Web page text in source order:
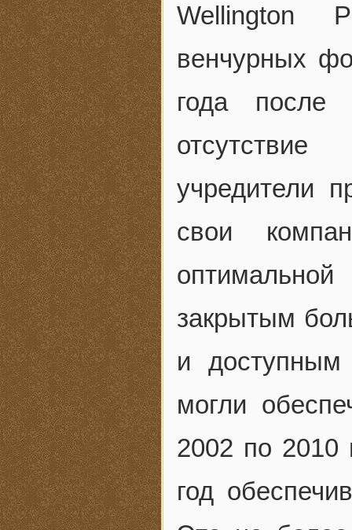
Wellington
венчурных
года после
учредители
свои
закрытым
и доступным
могли
2002 по 2010
год